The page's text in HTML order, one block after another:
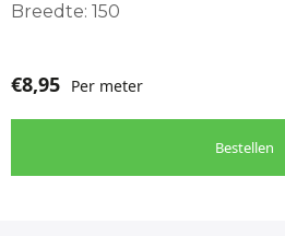
Breedte: 150
€8,95 Per meter
Bestellen